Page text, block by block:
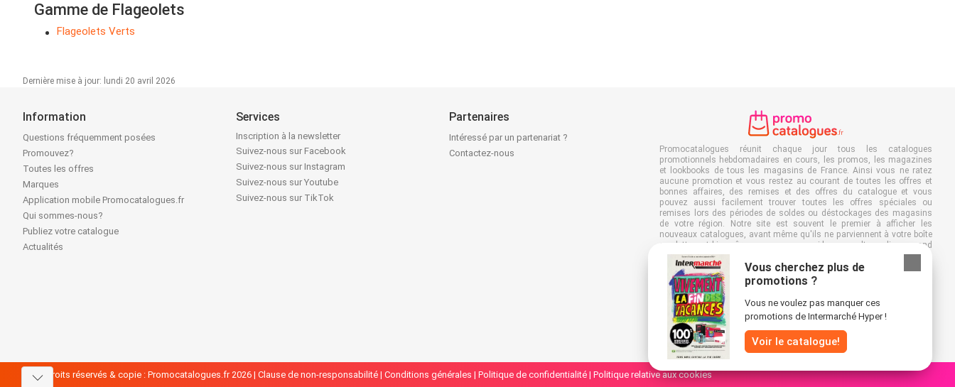
Gamme de Flageolets
Flageolets Verts
Dernière mise à jour: lundi 20 avril 2026
Vous cherchez plus de
promotions ?
Vous ne voulez pas manquer ces
promotions de Intermarché Hyper !
Voir le catalogue!
Information
Questions fréquemment posées
Promouvez?
Toutes les offres
Marques
Application mobile Promocatalogues.fr
Qui sommes-nous?
Publiez votre catalogue
Actualités
Services
Inscription à la newsletter
Suivez-nous sur Facebook
Suivez-nous sur Instagram
Suivez-nous sur Youtube
Suivez-nous sur TikTok
Partenaires
Intéressé par un partenariat ?
Contactez-nous
Promocatalogues réunit chaque jour tous les catalogues
promotionnels hebdomadaires en cours, les promos, les magazines
et lookbooks de tous les magasins de France. Ainsi vous ne ratez
aucune promotion et vous restez au courant de toutes les offres et
bonnes affaires, des remises et des offres du catalogue et vous
pouvez aussi facilement trouver toutes les offres spéciales ou
remises lors des périodes de soldes ou déstockages des magasins
de votre région. Notre site est souvent le premier à afficher les
nouveaux catalogues, avant même qu'ils ne parviennent à votre boîte
aux lettres et bien sûr, vous pouvez aussi les consulter en ligne quand
vous êtes au travail, à l'école ou dans le magasin même. Ajoutez
Promocatalogues.fr à vos favoris et économisez du temps et de
l'argent. De plus, en feuilletant des catalogues promotionnels en ligne,
vous contribuez aussi à réduire le gaspillage de papier, ce qui est très
avantageux pour l’environnement.
Tous droits réservés & copie : Promocatalogues.fr 2026 | Clause de non-responsabilité | Conditions générales | Politique de confidentialité | Politique relative aux cookies